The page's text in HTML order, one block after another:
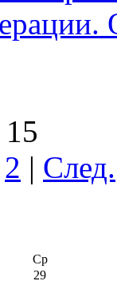
2 | След.
Ср
29